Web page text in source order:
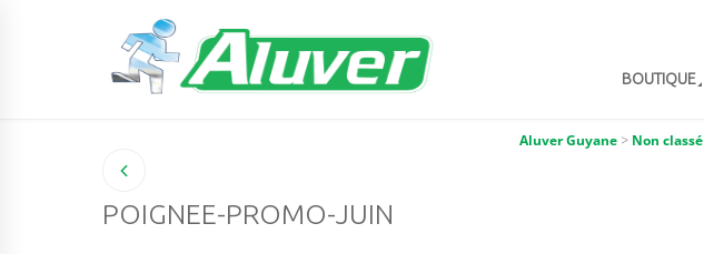
BOUTIQUE
Aluver Guyane > Non classé
POIGNEE-PROMO-JUIN